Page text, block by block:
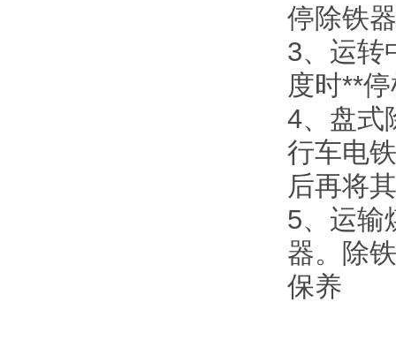
停除铁
3、运转
度时**
4、盘式
行车电
后再将
5、运输
器。除
保养